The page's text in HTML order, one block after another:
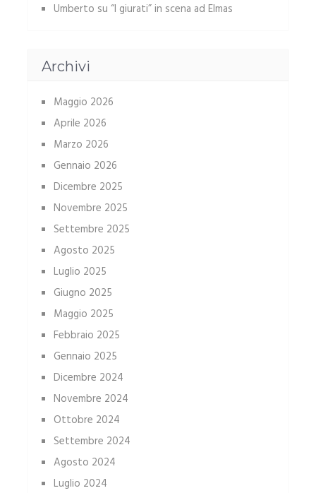
Umberto su “I giurati” in scena ad Elmas
Archivi
Maggio 2026
Aprile 2026
Marzo 2026
Gennaio 2026
Dicembre 2025
Novembre 2025
Settembre 2025
Agosto 2025
Luglio 2025
Giugno 2025
Maggio 2025
Febbraio 2025
Gennaio 2025
Dicembre 2024
Novembre 2024
Ottobre 2024
Settembre 2024
Agosto 2024
Luglio 2024